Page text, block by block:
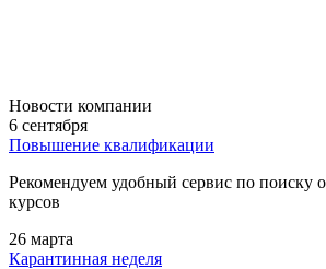
Новости компании
6 сентября
Повышение квалификации
Рекомендуем удобный сервис по поиску
курсов
26 марта
Карантинная неделя